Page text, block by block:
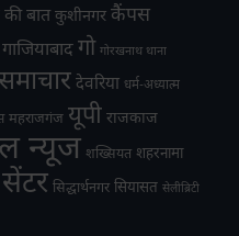
बात कुशीनगर कैंपस
गाजियाबादगो गोरखनाथ थाना
देवरिया धर्म-अध्यात्म
महराजगंज यूपी राजकाज
न्यूज शख्सियत शहरनामा
सिद्धार्थनगर सियासत सेलीब्रिटी